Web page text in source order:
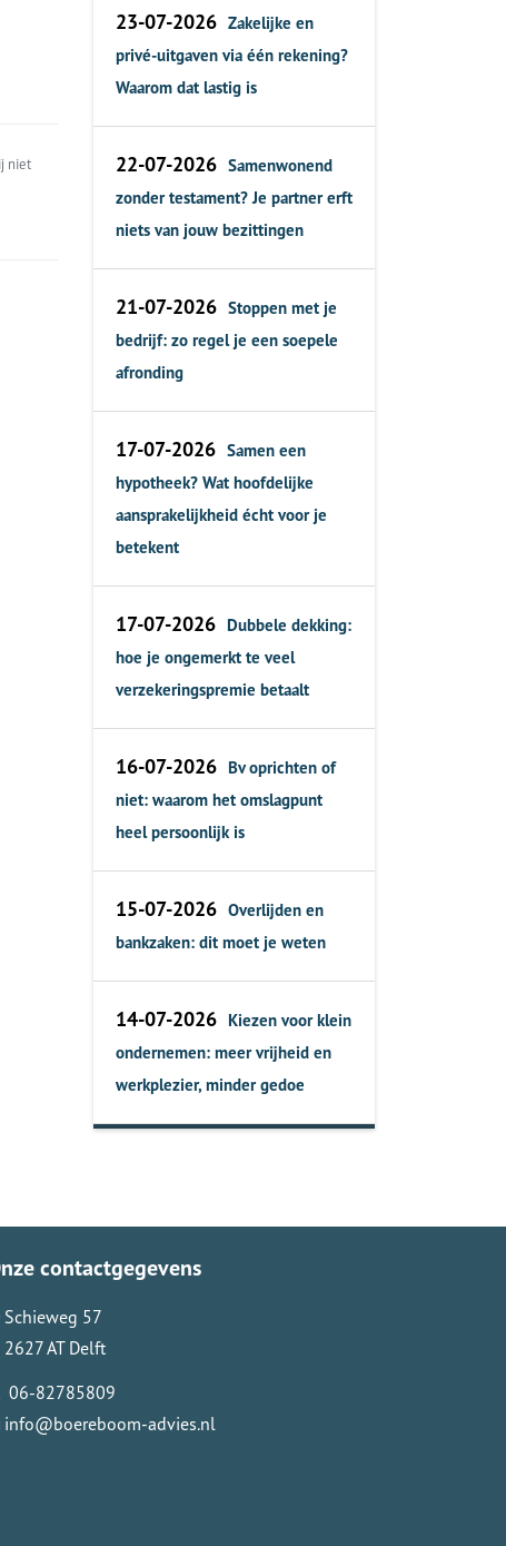
niet
23-07-2026 Zakelijke en
privé-uitgaven via één rekening?
Waarom dat lastig is
22-07-2026 Samenwonend
zonder testament? Je partner erft
niets van jouw bezittingen
21-07-2026 Stoppen met je
bedrijf: zo regel je een soepele
afronding
17-07-2026 Samen een
hypotheek? Wat hoofdelijke
aansprakelijkheid écht voor je
betekent
17-07-2026 Dubbele dekking:
hoe je ongemerkt te veel
verzekeringspremie betaalt
16-07-2026 Bv oprichten of
niet: waarom het omslagpunt
heel persoonlijk is
15-07-2026 Overlijden en
bankzaken: dit moet je weten
14-07-2026 Kiezen voor klein
ondernemen: meer vrijheid en
werkplezier, minder gedoe
contactgegevens
Schieweg 57
2627 AT Delft
06-82785809
info@boereboom-advies.nl